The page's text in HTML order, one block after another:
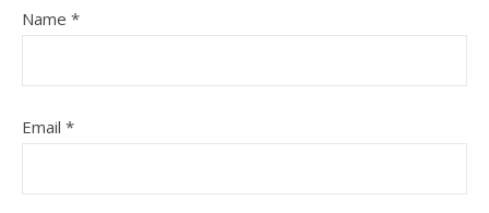
Name *
Email *